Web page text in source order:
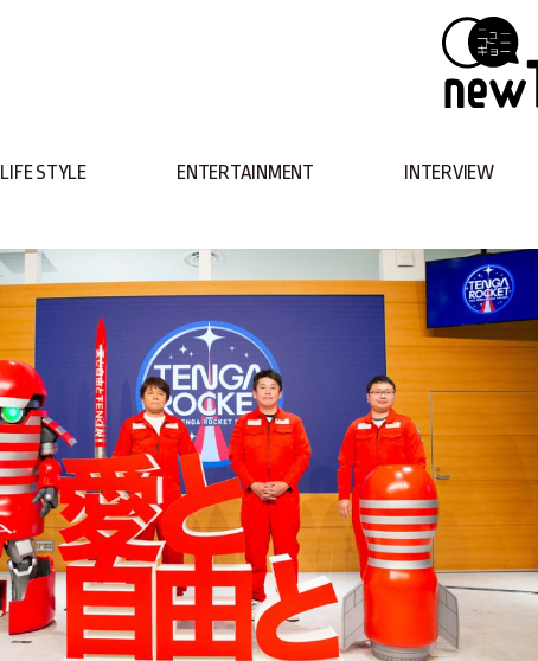
LIFE STYLE ENTERTAINMENT INTERVIEW